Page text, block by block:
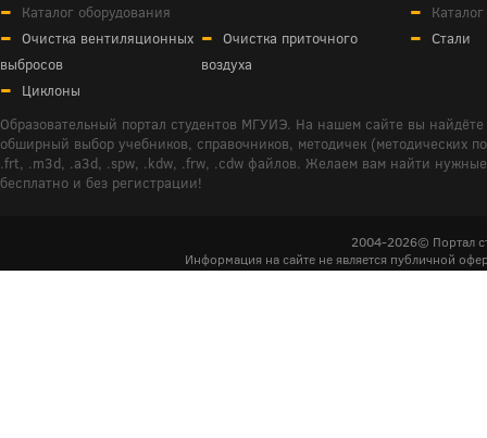
Каталог оборудования
Очистка вентиляционных
выбросов
Очистка приточного
воздуха
Циклоны
Стали
Образовательный портал студентов МГУИЭ. На нашем сайте вы
обширный выбор учебников, справочников, методичек (методических
.frt, .m3d, .a3d, .spw, .kdw, .frw, .cdw файлов. Желаем вам найти
бесплатно и без регистрации!
2004-2026© Портал
Информация на сайте не является публичной